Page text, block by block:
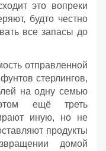
это вопреки
будто честно
все запасы до
отправленной
стерлингов,
на одну семью
ещё треть
иную, но не
продукты
домой